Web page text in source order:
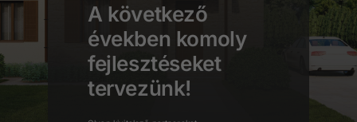
A következő
években komoly
fejlesztéseket
tervezünk!